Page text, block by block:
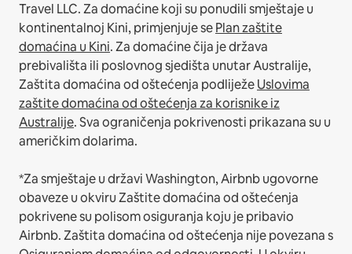
Travel LLC.Za domaćine koji su ponudili smještaje u
kontinentalnoj Kini, primjenjuje sePlan zaštite
domaćina u Kini.Za domaćine čija je država
prebivališta ili poslovnog sjedišta unutar Australije,
Zaštita domaćina od oštećenja podliježeUslovima
zaštite domaćina od oštećenja za korisnike iz
Australije. Sva ograničenja pokrivenosti prikazana su u
američkim dolarima.
*Za smještaje u državi Washington, Airbnb ugovorne
obaveze u okviru Zaštite domaćina od oštećenja
pokrivene su polisom osiguranja koju je pribavio
Airbnb. Zaštita domaćina od oštećenja nije povezana s